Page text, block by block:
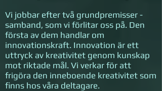
Vi jobbar efter två grundpremisser -
samband, som vi förlitar oss på. Den
första av dem handlar om
innovationskraft. Innovation är ett
uttryck av kreativitet genom kunskap
mot riktade mål. Vi verkar för att
frigöra den inneboende kreativitet som
finns hos våra deltagare.